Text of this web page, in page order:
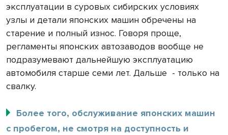
эксплуатации в суровых сибирских условиях
узлы и детали японских машин обречены на
старение и полный износ. Говоря проще,
регламенты японских автозаводов вообще не
подразумевают дальнейшую эксплуатацию
автомобиля старше семи лет. Дальше - только на
свалку.
Более того, обслуживание японских машин
с пробегом, не смотря на доступность и